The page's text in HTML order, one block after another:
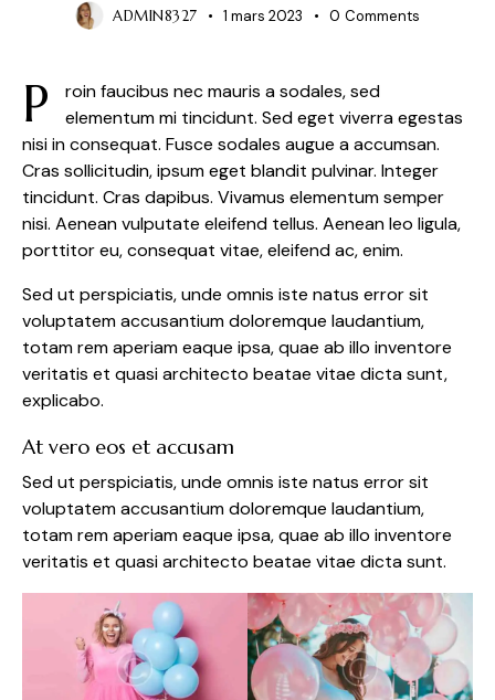
ADMIN8327 1 mars 2023 0 Comments
P
roin faucibus nec mauris a sodales, sed
elementum mi tincidunt. Sed eget viverra egestas
nisi in consequat. Fusce sodales augue a accumsan.
Cras sollicitudin, ipsum eget blandit pulvinar. Integer
tincidunt. Cras dapibus. Vivamus elementum semper
nisi. Aenean vulputate eleifend tellus. Aenean leo ligula,
porttitor eu, consequat vitae, eleifend ac, enim.
Sed ut perspiciatis, unde omnis iste natus error sit
voluptatem accusantium doloremque laudantium,
totam rem aperiam eaque ipsa, quae ab illo inventore
veritatis et quasi architecto beatae vitae dicta sunt,
explicabo.
At vero eos et accusam
Sed ut perspiciatis, unde omnis iste natus error sit
voluptatem accusantium doloremque laudantium,
totam rem aperiam eaque ipsa, quae ab illo inventore
veritatis et quasi architecto beatae vitae dicta sunt.